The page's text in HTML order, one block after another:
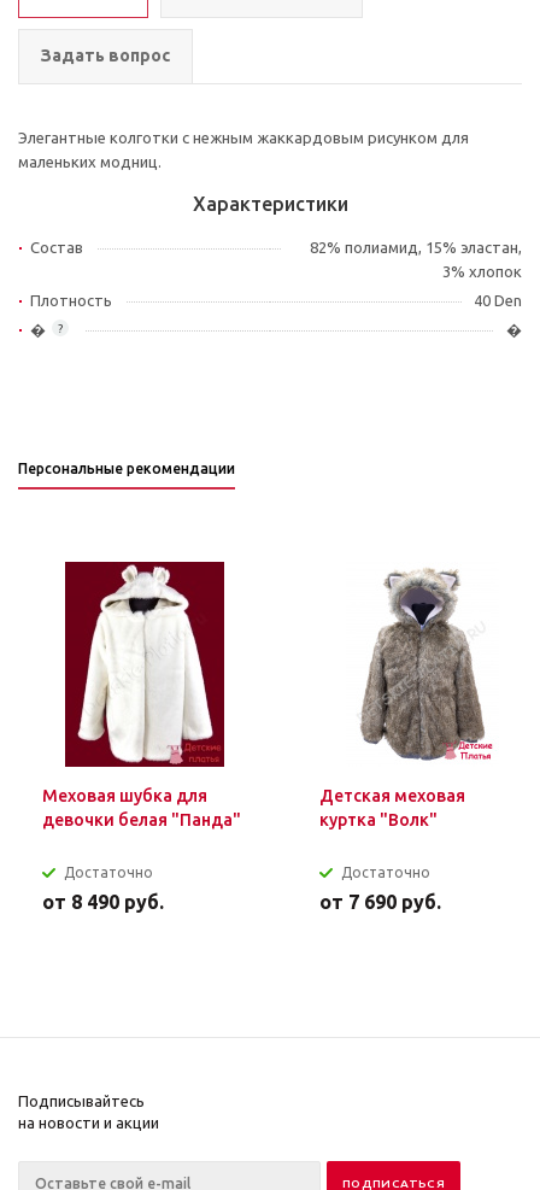
Задать вопрос
Элегантные колготки с нежным жаккардовым рисунком для
маленьких модниц.
Характеристики
Состав
82% полиамид, 15% эластан,
3% хлопок
Плотность
40 Den
?
� �
Персональные рекомендации
Меховая шубка для
девочки белая "Панда"
Достаточно
от 8 490 руб.
Детская меховая
куртка "Волк"
Достаточно
от 7 690 руб.
Подписывайтесь
на новости и акции